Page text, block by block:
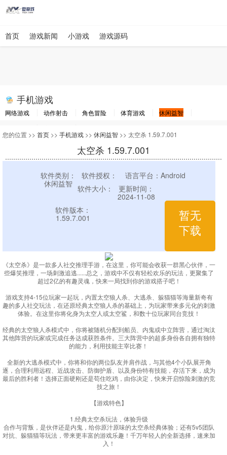
首页 游戏新闻 小游戏 游戏源码
手机游戏
网络游戏 动作射击 角色冒险 体育游戏
休闲益智
您的位置 >> 首页 >> 手机游戏 >> 休闲益智 >> 太空杀 1.59.7.001
太空杀 1.59.7.001
软件类别：
休闲益智
软件授权：
语言平台：Android
软件大小：
更新时间：
2024-11-08
软件版本：
1.59.7.001
暂无
下载
《太空杀》是一款多人社交推理手游，在这里，你可能会收获一群黑心伙伴，一
些爆笑推理，一场刺激追逃......总之，游戏中不仅有轻松欢乐的玩法，更聚集了
超过2亿的有趣灵魂，快来一局找到你的游戏搭子吧！
游戏支持4-15位玩家一起玩，内置太空狼人杀、大逃杀、躲猫猫等海量新奇有
趣的多人社交玩法，在还原经典太空狼人杀的基础上，为玩家带来多元化的刺激
体验。在这里你将化身为太空人或太空鲨，和数十位玩家同台竞技！
经典的太空狼人杀模式中，你将被随机分配到船员、内鬼或中立阵营，通过淘汰
其他阵营的玩家或完成任务达成获胜条件。三大阵营中的超多身份各自拥有独特
的能力，利用技能主宰比赛！
全新的大逃杀模式中，你将和你的两位队友并肩作战，与其他4个小队展开角
逐，合理利用远程、近战攻击、防御护盾、以及身份特有技能，存活下来，成为
最后的胜利者！选择正面硬刚还是苟住吃鸡，由你决定，快来开启惊险刺激的竞
技之旅！
【游戏特色】
1.经典太空杀玩法，体验升级
合作与背叛，是伙伴还是内鬼，给你原汁原味的太空杀经典体验；还有5v5团队
对抗、躲猫猫等玩法，带来更丰富的游戏乐趣！千万年轻人的全新选择，速来加
入！